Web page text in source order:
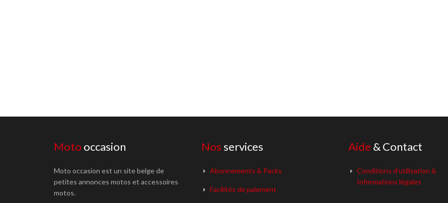
Moto occasion
Moto occasion est un site belge de
petites annonces motos et accessoires
motos.
Nos services
Abonnements & Packs
Facilités de paiement
Aide & Contact
Conditions d’utilisation &
Informations légales